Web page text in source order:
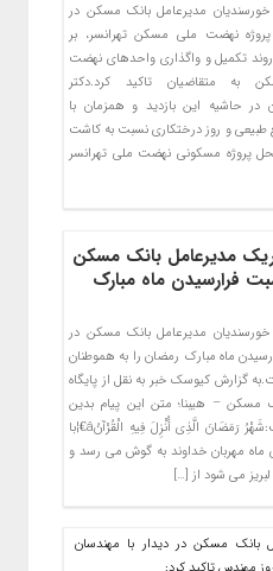
مدیرعامل بانک مسکن در
پروژه نهضت ملی مسکن تهرانسر، بر
تکمیل و واگذاری واحدهای نهضت
به متقاضیان تاکید کرد.دکتر
در حاشیه این بازدید و همزمان با
طبیعی و روز درختکاری نسبت به کاشت
پروژه مسکونی نهضت ملی تهرانسر
مدیرعامل بانک مسکن
فرارسیدن ماه مبارک
مدیرعامل بانک مسکن در
ماه مبارک رمضان را به هموطنان
گزارش کیوسک خبر به نقل از پایگاه
مسکن – هیبنا؛ متن این پیام بدین
شرح است:شَهْرُ رَمَضَانَ الَّذِی أُنْزِلَ فِیهِ الْقُرْآنُâ€¦با
ماه مهربان خداوند به گوش می رسد و
می شود از […]
بانک مسکن در دیدار با مهندسان